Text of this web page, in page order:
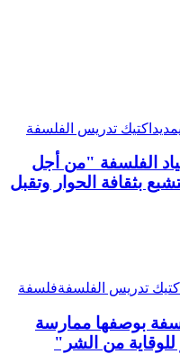
ديداكتيك تدريس الفلسفة
الفلسفة "من أجل
بثقافة الحوار وتقبل
تدريس الفلسفةفلسفة
بوصفها ممارسة
للوقاية من الشر"